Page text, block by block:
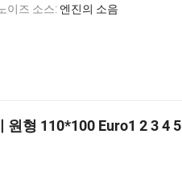
이즈 소스: 엔진의 소음
원형 110*100 Euro1 2 3 4 5